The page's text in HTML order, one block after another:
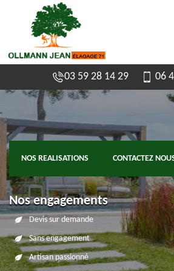
03 59 28 14 29 06
NOS REALISATIONS CONTACTEZ
Nos engagements
Devis sur demande
Sans engagement
Artisan passionné